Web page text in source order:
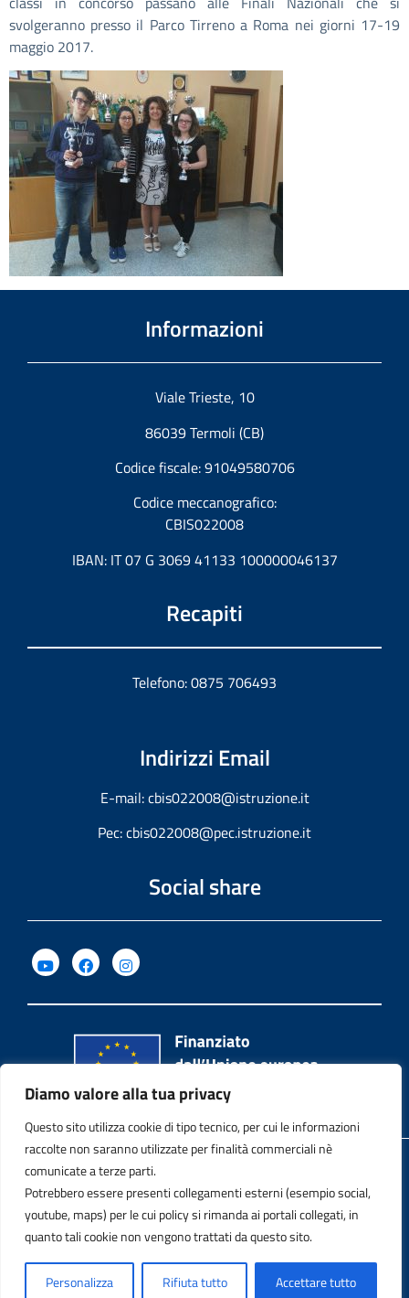
Diamo valore alla tua privacy
Questo sito utilizza cookie di tipo tecnico, per cui le informazioni
raccolte non saranno utilizzate per finalità commerciali nè
comunicate a terze parti.
Potrebbero essere presenti collegamenti esterni (esempio social,
youtube, maps) per le cui policy si rimanda ai portali collegati, in
quanto tali cookie non vengono trattati da questo sito.
Personalizza Rifiuta tutto Accettare tutto
svolgeranno presso il Parco Tirreno a Roma nei giorni 17-19
maggio 2017.
Informazioni
Viale Trieste, 10
86039 Termoli (CB)
Codice fiscale: 91049580706
Codice meccanografico:
CBIS022008
IBAN: IT 07 G 3069 41133 100000046137
Recapiti
Telefono: 0875 706493
Indirizzi Email
E-mail:cbis022008@istruzione.it
Pec:cbis022008@pec.istruzione.it
Social share
Privacy Policy
Note legali
Contatti
Dichiarazione di accessibilità